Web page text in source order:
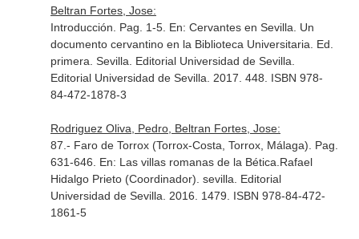
Beltran Fortes, Jose:
Introducción. Pag. 1-5. En: Cervantes en Sevilla. Un
documento cervantino en la Biblioteca Universitaria . Ed.
primera. Sevilla. Editorial Universidad de Sevilla.
Editorial Universidad de Sevilla. 2017. 448. ISBN 978-
84-472-1878-3
Rodriguez Oliva, Pedro, Beltran Fortes, Jose:
87.- Faro de Torrox (Torrox-Costa, Torrox, Málaga). Pag.
631-646. En: Las villas romanas de la Bética.Rafael
Hidalgo Prieto (Coordinador) . sevilla. Editorial
Universidad de Sevilla. 2016. 1479. ISBN 978-84-472-
1861-5